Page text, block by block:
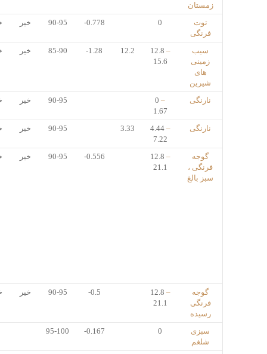
زمستان
توت
فرنگی
0
-0.778
90-95 خیر
سیب
زمینی
های
شیرین
12.8 –
15.6
12.2
-1.28
85-90 خیر
نارنگی 0 –
1.67
90-95 خیر
نارنگی 4.44 –
7.22
3.33
90-95 خیر
گوجه
فرنگی ،
سبز بالغ
12.8 –
21.1
-0.556
90-95 خیر
گوجه
فرنگی
رسیده
12.8 –
21.1
-0.5
90-95 خیر
سبزی
شلغم
0
-0.167
95-100